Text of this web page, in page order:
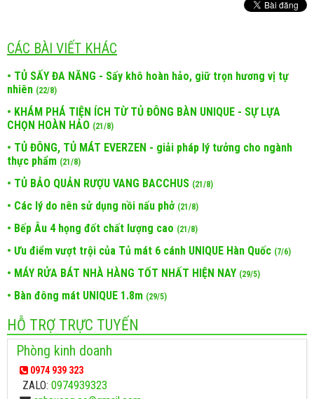
CÁC BÀI VIẾT KHÁC
• TỦ SẤY ĐA NĂNG - Sấy khô hoàn hảo, giữ trọn hương vị tự
nhiên (22/8)
• KHÁM PHÁ TIỆN ÍCH TỪ TỦ ĐÔNG BÀN UNIQUE - SỰ LỰA
CHỌN HOÀN HẢO (21/8)
• TỦ ĐÔNG, TỦ MÁT EVERZEN - giải pháp lý tưởng cho ngành
thực phẩm (21/8)
• TỦ BẢO QUẢN RƯỢU VANG BACCHUS (21/8)
• Các lý do nên sử dụng nồi nấu phở (21/8)
• Bếp Âu 4 họng đốt chất lượng cao (21/8)
• Ưu điểm vượt trội của Tủ mát 6 cánh UNIQUE Hàn Quốc (7/6)
• MÁY RỬA BÁT NHÀ HÀNG TỐT NHẤT HIỆN NAY (29/5)
• Bàn đông mát UNIQUE 1.8m (29/5)
HỖ TRỢ TRỰC TUYẾN
Phòng kinh doanh
0974 939 323
ZALO: 0974939323